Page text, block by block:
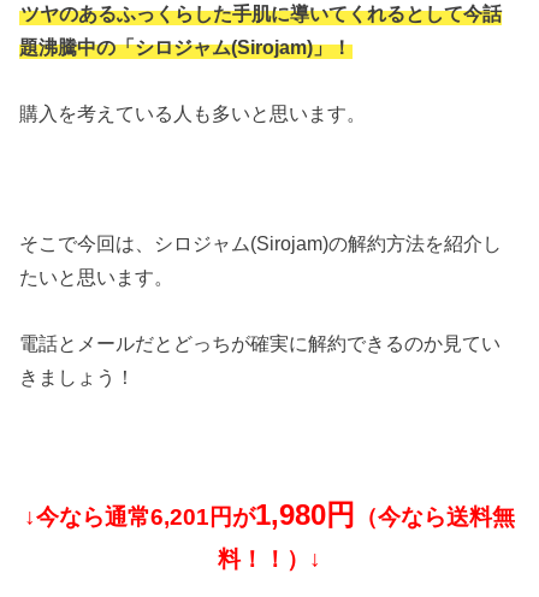
ツヤのあるふっくらした手肌に導いてくれるとして今話
題沸騰中の「シロジャム(Sirojam)」！
購入を考えている人も多いと思います。
そこで今回は、シロジャム(Sirojam)の解約方法を紹介し
たいと思います。
電話とメールだとどっちが確実に解約できるのか見てい
きましょう！
↓今なら通常6,201円が1,980円
（今なら送料無
料！！）↓